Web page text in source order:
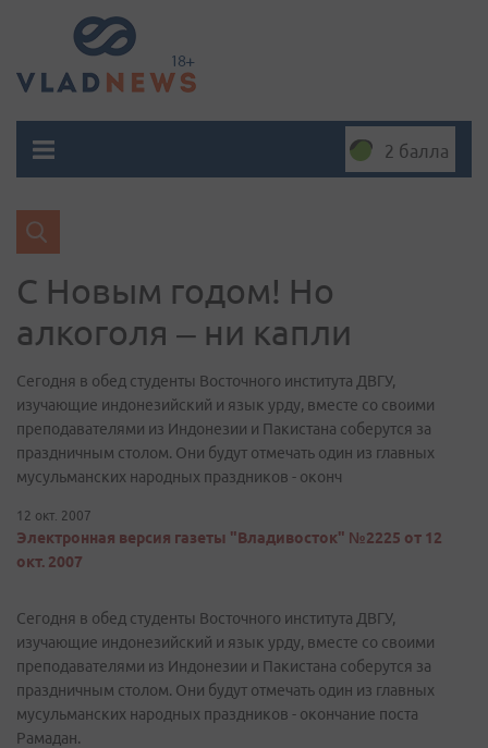
2 балла
С Новым годом! Но
алкоголя – ни капли
Сегодня в обед студенты Восточного института ДВГУ,
изучающие индонезийский и язык урду, вместе со своими
преподавателями из Индонезии и Пакистана соберутся за
праздничным столом. Они будут отмечать один из главных
мусульманских народных праздников - оконч
12 окт. 2007
Электронная версия газеты "Владивосток" №2225 от 12
окт. 2007
Сегодня в обед студенты Восточного института ДВГУ,
изучающие индонезийский и язык урду, вместе со своими
преподавателями из Индонезии и Пакистана соберутся за
праздничным столом. Они будут отмечать один из главных
мусульманских народных праздников - окончание поста
Рамадан.